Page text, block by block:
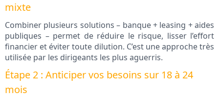
mixte
Combiner plusieurs solutions – banque + leasing + aides
publiques – permet de réduire le risque, lisser l’effort
financier et éviter toute dilution. C’est une approche très
utilisée par les dirigeants les plus aguerris.
Étape 2 : Anticiper vos besoins sur 18 à 24
mois